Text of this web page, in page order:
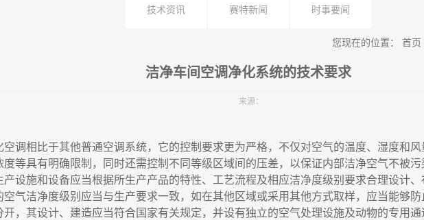
技术资讯 赛特新闻 时事要闻
您现在的位置： 首页
洁净车间空调净化系统的技术要求
来源：
空调相比于其他普通空调系统， 它的控制要求更为严格， 不仅对空气的温度、湿度和
等具有明确限制 ， 同时还需控制不同等级区域间的压差 ， 以保证内部洁净空气不被
产设施和设备应当根据所生产产品的特性、工艺流程及相应洁净度级别要求合理设计、
空气洁净度级别应当与生产要求一致， 如在其他区域或采用其他方式取样 ， 应当能够
开， 其设计、建造应当符合国家有关规定 ， 并设有独立的空气处理设施及动物的专用通